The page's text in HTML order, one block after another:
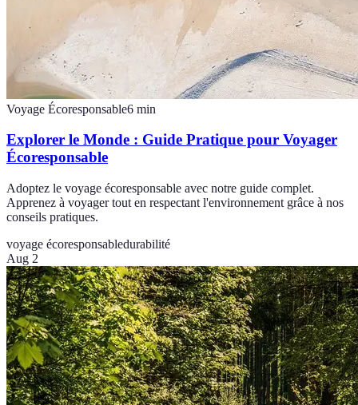
Voyage Écoresponsable6 min
Explorer le Monde : Guide Pratique pour Voyager
Écoresponsable
Adoptez le voyage écoresponsable avec notre guide complet.
Apprenez à voyager tout en respectant l'environnement grâce à nos
conseils pratiques.
voyage écoresponsabledurabilité
Aug 2